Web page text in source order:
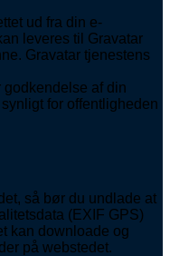
ud fra din e-
leveres til Gravatar
Gravatar tjenestens
godkendelse af din
for offentligheden
så bør du undlade at
(EXIF GPS)
kan downloade og
på webstedet.